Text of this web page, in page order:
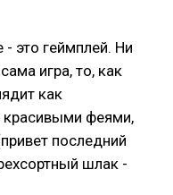
это геймплей. Ни
игра, то, как
как
красивыми феями,
последний
шлак -